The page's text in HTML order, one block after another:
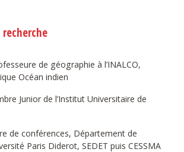
de géographie à l’INALCO,
Océan indien
Junior de l’Institut Universitaire de
de conférences, Département de
Paris Diderot, SEDET puis CESSMA